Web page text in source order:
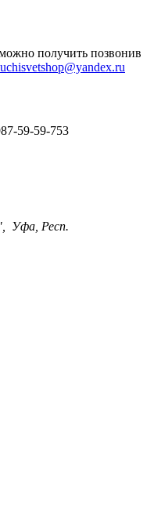
получить позвонив
59-59-753
Уфа, Респ.